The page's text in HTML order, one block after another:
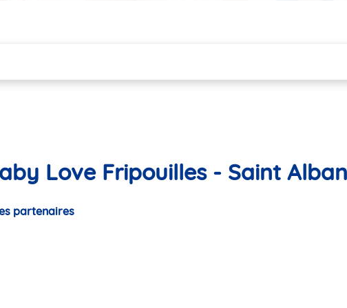
Love Fripouilles - Saint Alban
partenaires